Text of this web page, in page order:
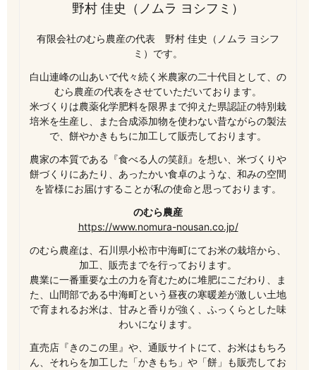
野村 佳史（ノムラ ヨシフミ）
有限会社のむら農産の代表 野村 佳史（ノムラ ヨシフ
ミ）です。
白山連峰の山あいで代々続く米農家の二十代目として、の
むら農産の代表をさせていただいております。
米づくりは農薬化学肥料を限界まで抑えた県認証の特別栽
培米を生産し、また合成添加物を使わない昔ながらの製法
で、餅やかきもちに加工して販売しております。
農家の本質である『食べる人の笑顔』を想い、米づくりや
餅づくりにあたり、あったかい食卓のような、和みの空間
を皆様にお届けすることが私の使命と思っております。
のむら農産
https://www.nomura-nousan.co.jp/
のむら農産は、石川県小松市中海町にてお米の栽培から、
加工、販売までを行っております。
農業に一番重要な土の力を育むために堆肥にこだわり、ま
た、山間部である中海町という昼夜の寒暖差が激しい土地
で育まれるお米は、甘みと香りが強く、ふっくらとした味
わいになります。
直売店『きのこの里』や、通販サイトにて、お米はもちろ
ん、それらを加工した「かきもち」や「餅」も販売してお